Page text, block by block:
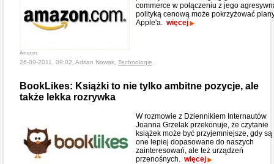
Amazon
commerce w połączeniu z jego
polityką cenową może pokrzyżować
Apple'a. więcej
26-09-2011, 09:02, Adrian Nowak, Technologie
BookLikes: Książki to nie tylko ambitne pozycje, ale
także lekka rozrywka
W rozmowie z Dziennikiem Internautów
Joanna Grzelak przekonuje, że czytanie
książek może być przyjemniejsze, gdy są
one lepiej dopasowane do naszych
zainteresowań, ale też urządzeń
przenośnych. więcej